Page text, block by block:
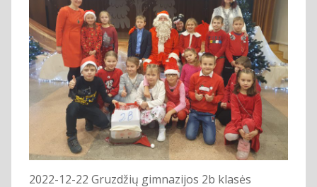
2022-12-22 Gruzdžių gimnazijos 2b klasės